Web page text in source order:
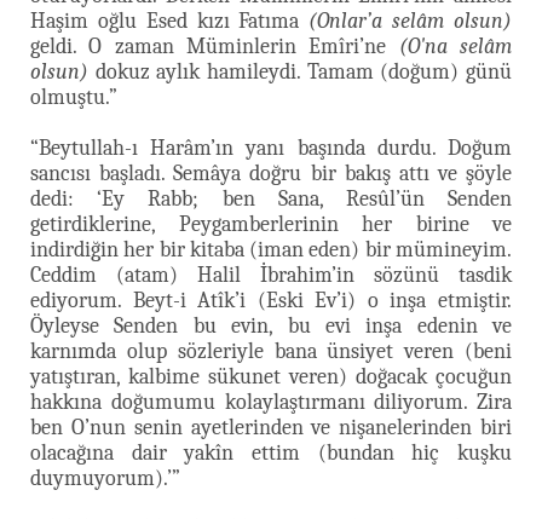
Haşim oğlu Esed kızı Fatıma (Onlar’a selâm olsun)
geldi. O zaman Müminlerin Emîri’ne (O'na selâm
olsun) dokuz aylık hamileydi. Tamam (doğum) günü
olmuştu.”
“Beytullah-ı Harâm’ın yanı başında durdu. Doğum
sancısı başladı. Semâya doğru bir bakış attı ve şöyle
dedi: ‘Ey Rabb; ben Sana, Resûl’ün Senden
getirdiklerine, Peygamberlerinin her birine ve
indirdiğin her bir kitaba (iman eden) bir mümineyim.
Ceddim (atam) Halil İbrahim’in sözünü tasdik
ediyorum. Beyt-i Atîk’i (Eski Ev’i) o inşa etmiştir.
Öyleyse Senden bu evin, bu evi inşa edenin ve
karnımda olup sözleriyle bana ünsiyet veren (beni
yatıştıran, kalbime sükunet veren) doğacak çocuğun
hakkına doğumumu kolaylaştırmanı diliyorum. Zira
ben O’nun senin ayetlerinden ve nişanelerinden biri
olacağına dair yakîn ettim (bundan hiç kuşku
duymuyorum).’”